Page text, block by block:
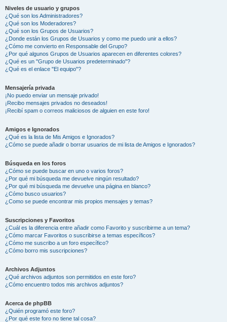
Niveles de usuario y grupos
¿Qué son los Administradores?
¿Qué son los Moderadores?
¿Qué son los Grupos de Usuarios?
¿Donde están los Grupos de Usuarios y como me puedo unir a ellos?
¿Cómo me convierto en Responsable del Grupo?
¿Por qué algunos Grupos de Usuarios aparecen en diferentes colores?
¿Qué es un "Grupo de Usuarios predeterminado"?
¿Qué es el enlace "El equipo"?
Mensajería privada
¡No puedo enviar un mensaje privado!
¡Recibo mensajes privados no deseados!
¡Recibí spam o correos maliciosos de alguien en este foro!
Amigos e Ignorados
¿Qué es la lista de Mis Amigos e Ignorados?
¿Cómo se puede añadir o borrar usuarios de mi lista de Amigos e Ignorados?
Búsqueda en los foros
¿Cómo se puede buscar en uno o varios foros?
¿Por qué mi búsqueda me devuelve ningún resultado?
¿Por qué mi búsqueda me devuelve una página en blanco?
¿Cómo busco usuarios?
¿Como se puede encontrar mis propios mensajes y temas?
Suscripciones y Favoritos
¿Cuál es la diferencia entre añadir como Favorito y suscribirme a un tema?
¿Cómo marcar Favoritos o suscribirse a temas específicos?
¿Cómo me suscribo a un foro específico?
¿Cómo borro mis suscripciones?
Archivos Adjuntos
¿Qué archivos adjuntos son permitidos en este foro?
¿Cómo encuentro todos mis archivos adjuntos?
Acerca de phpBB
¿Quién programó este foro?
¿Por qué este foro no tiene tal cosa?